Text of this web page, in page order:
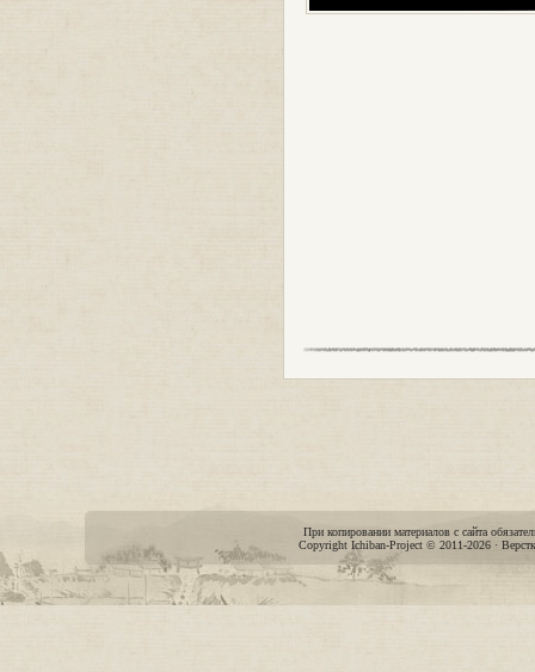
При копировании материалов с сайта
Copyright Ichiban-Project © 2011-2026 ·